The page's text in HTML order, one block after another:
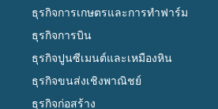
ธุรกิจการเกษตรและการทำฟาร์ม
ธุรกิจการบิน
ธุรกิจปูนซีเมนต์และเหมืองหิน
ธุรกิจขนส่งเชิงพาณิชย์
ธุรกิจก่อสร้าง